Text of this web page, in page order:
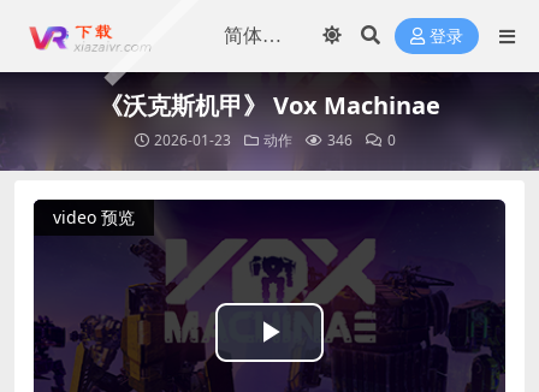
登录
《沃克斯机甲》 Vox Machinae
2026-01-23 动作 346 0
video 预览
Play